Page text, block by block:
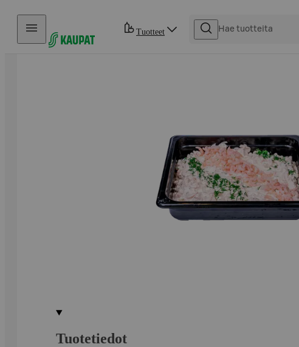
Hyppää sisältöön
Tuotteet
Tuotetiedot